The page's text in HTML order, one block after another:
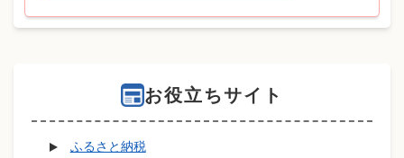
お役立ちサイト
ふるさと納税